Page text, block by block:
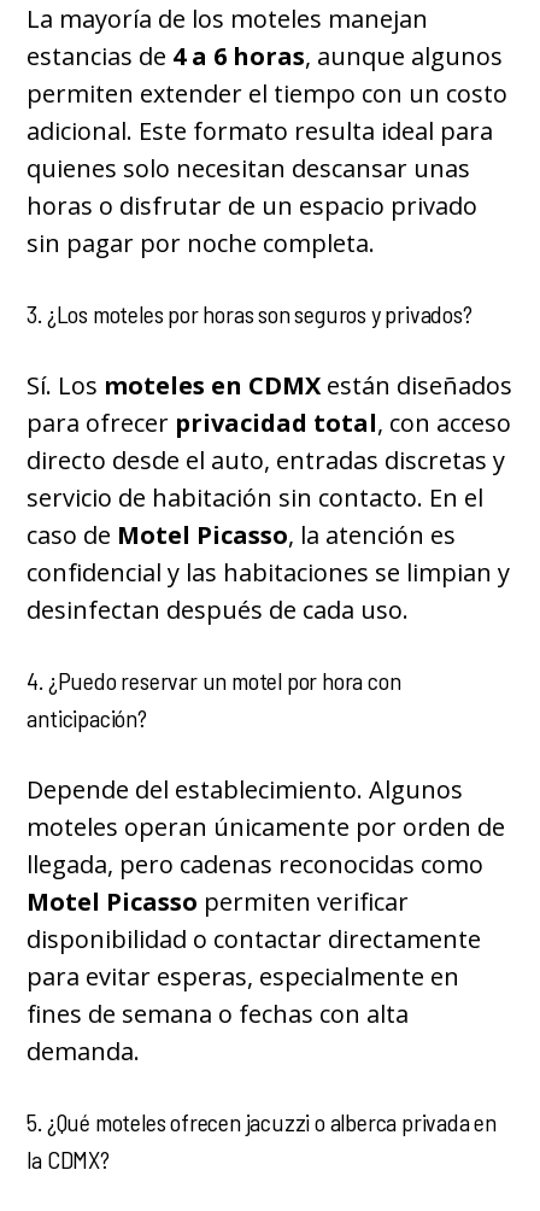
La mayoría de los moteles manejan
estancias de 4 a 6 horas, aunque algunos
permiten extender el tiempo con un costo
adicional. Este formato resulta ideal para
quienes solo necesitan descansar unas
horas o disfrutar de un espacio privado
sin pagar por noche completa.
3. ¿Los moteles por horas son seguros y privados?
Sí. Los moteles en CDMX están diseñados
para ofrecer privacidad total, con acceso
directo desde el auto, entradas discretas y
servicio de habitación sin contacto. En el
caso de Motel Picasso, la atención es
confidencial y las habitaciones se limpian y
desinfectan después de cada uso.
4. ¿Puedo reservar un motel por hora con
anticipación?
Depende del establecimiento. Algunos
moteles operan únicamente por orden de
llegada, pero cadenas reconocidas como
Motel Picasso permiten verificar
disponibilidad o contactar directamente
para evitar esperas, especialmente en
fines de semana o fechas con alta
demanda.
5. ¿Qué moteles ofrecen jacuzzi o alberca privada en
la CDMX?